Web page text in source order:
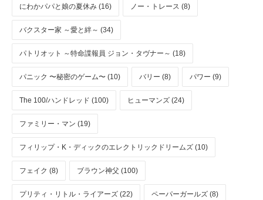
にわかパパと娘の夏休み (16) ノー・トレース (8)
バクスター家 ～愛と絆～ (34)
パトリオット ～特命諜報員 ジョン・タヴナー～ (18)
パニック 〜秘密のゲーム〜 (10) バリー (8) パワー (9)
The 100/ハンドレッド (100) ヒューマンズ (24)
ファミリー・マン (19)
フィリップ・K・ディックのエレクトリックドリームズ (10)
フェイク (8) ブラウン神父 (100)
プリティ・リトル・ライアーズ (22) ペーパーガールズ (8)